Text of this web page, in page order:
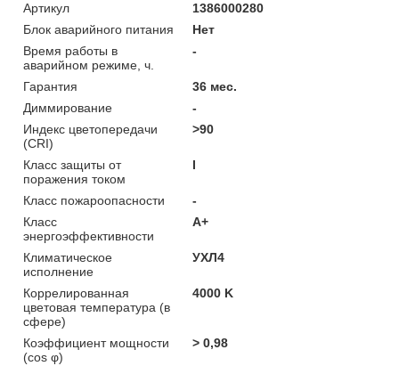
Артикул
1386000280
Блок аварийного питания
Нет
Время работы в
аварийном режиме, ч.
-
Гарантия
36 мес.
Диммирование
-
Индекс цветопередачи
(CRI)
>90
Класс защиты от
поражения током
I
Класс пожароопасности
-
Класс
энергоэффективности
A+
Климатическое
исполнение
УХЛ4
Коррелированная
цветовая температура (в
сфере)
4000 K
Коэффициент мощности
(cos φ)
> 0,98